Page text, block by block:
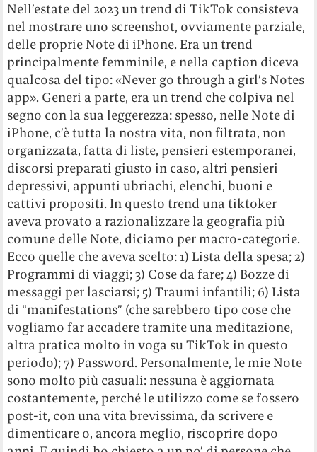
Nell’estate del 2023 un trend di TikTok consisteva
nel mostrare uno screenshot, ovviamente parziale,
delle proprie Note di iPhone. Era un trend
principalmente femminile, e nella caption diceva
qualcosa del tipo: «Never go through a girl’s Notes
app». Generi a parte, era un trend che colpiva nel
segno con la sua leggerezza: spesso, nelle Note di
iPhone, c’è tutta la nostra vita, non filtrata, non
organizzata, fatta di liste, pensieri estemporanei,
discorsi preparati giusto in caso, altri pensieri
depressivi, appunti ubriachi, elenchi, buoni e
cattivi propositi. In questo trend una tiktoker
aveva provato a razionalizzare la geografia più
comune delle Note, diciamo per macro-categorie.
Ecco quelle che aveva scelto: 1) Lista della spesa; 2)
Programmi di viaggi; 3) Cose da fare; 4) Bozze di
messaggi per lasciarsi; 5) Traumi infantili; 6) Lista
di “manifestations” (che sarebbero tipo cose che
vogliamo far accadere tramite una meditazione,
altra pratica molto in voga su TikTok in questo
periodo); 7) Password. Personalmente, le mie Note
sono molto più casuali: nessuna è aggiornata
costantemente, perché le utilizzo come se fossero
post-it, con una vita brevissima, da scrivere e
dimenticare o, ancora meglio, riscoprire dopo